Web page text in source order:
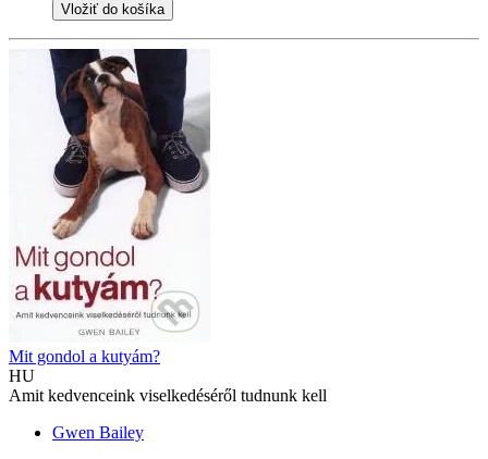
Vložiť do košíka
Mit gondol a kutyám?
HU
Amit kedvenceink viselkedéséről tudnunk kell
Gwen Bailey